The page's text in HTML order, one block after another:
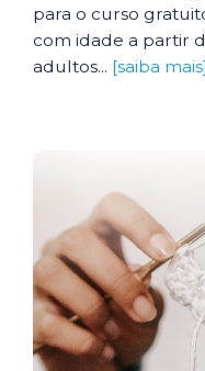
para o curso
com idade a partir
adultos... [saiba mais]